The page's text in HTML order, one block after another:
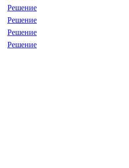
Решение
Решение
Решение
Решение